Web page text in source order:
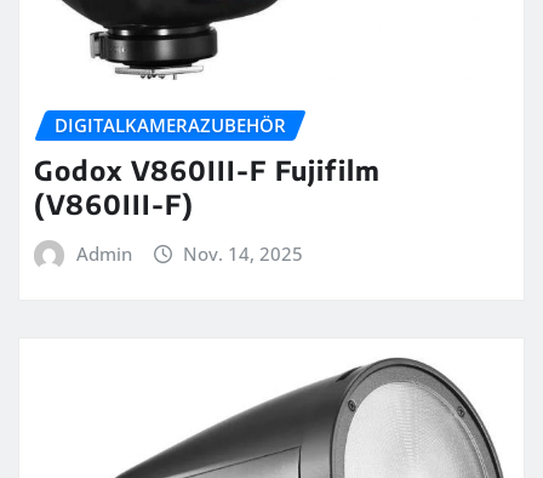
DIGITALKAMERAZUBEHÖR
Godox V860III-F Fujifilm
(V860III-F)
Admin Nov. 14, 2025